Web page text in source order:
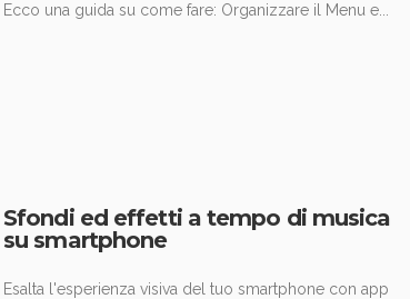
Ecco una guida su come fare: Organizzare il Menu e...
Sfondi ed effetti a tempo di musica
su smartphone
Esalta l'esperienza visiva del tuo smartphone con app